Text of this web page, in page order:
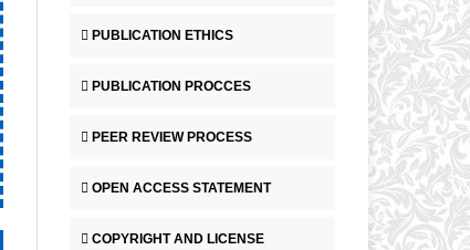
PUBLICATION ETHICS
PUBLICATION PROCCES
PEER REVIEW PROCESS
OPEN ACCESS STATEMENT
COPYRIGHT AND LICENSE